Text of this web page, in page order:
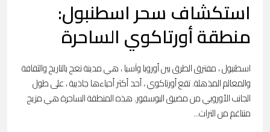
استكشاف سحر اسطنبول:
منطقة أورتاكوي الساحرة
اسطنبول ، مفترق الطرق بين أوروبا وآسيا ، هي مدينة تعج بالتاريخ والثقافة
والمعالم المذهلة. تقع أورتاكوي ، أحد أكثر أحياءها جاذبية ، على طول
الجانب الأوروبي من مضيق البوسفور. هذه المنطقة الساحرة هي مزيج
متناغم من التراث...